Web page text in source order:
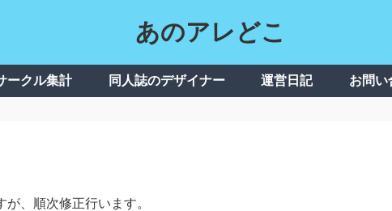
あのアレどこ
ークル集計 同人誌のデザイナー 運営日記 お問い
、順次修正行います。